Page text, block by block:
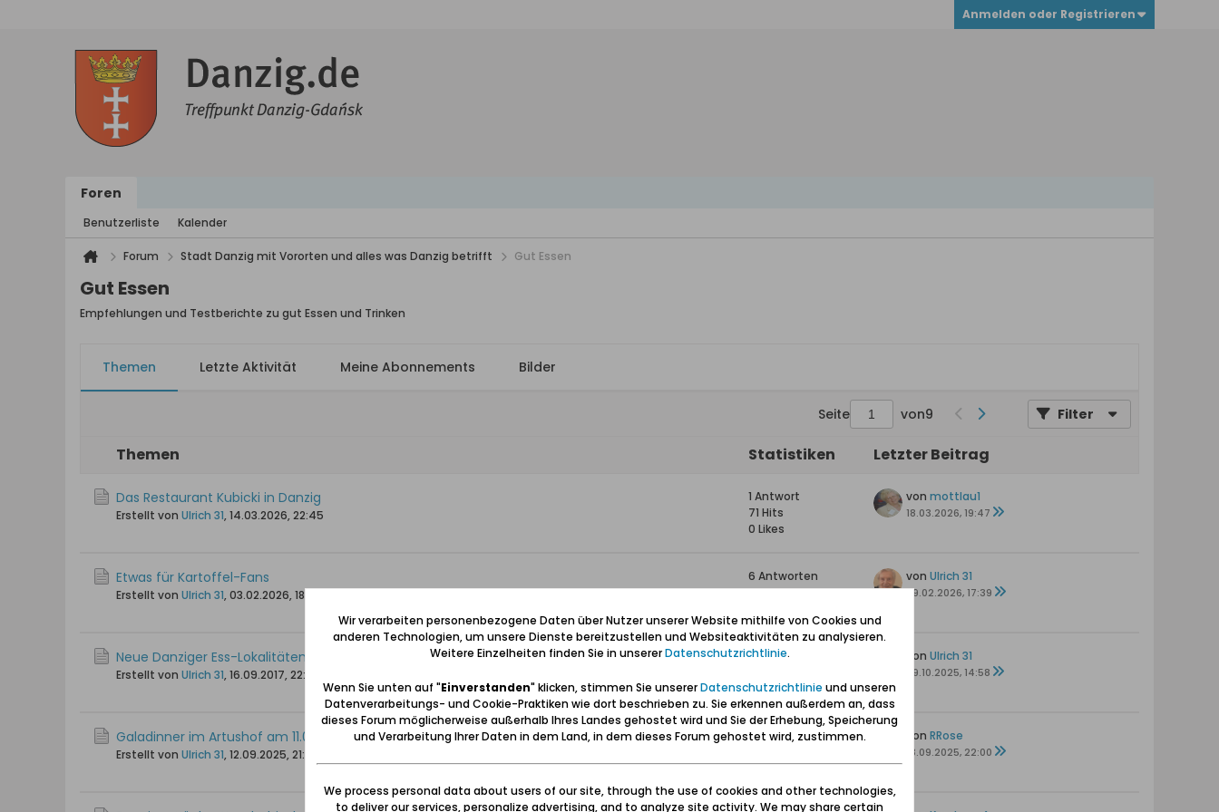
Anmelden oder Registrieren
Foren
Benutzerliste Kalender
Forum Stadt Danzig mit Vororten und alles was Danzig betrifft Gut Essen
Gut Essen
Empfehlungen und Testberichte zu gut Essen und Trinken
Themen Letzte Aktivität Meine Abonnements Bilder
Seite von9 Filter
Themen Statistiken Letzter Beitrag
Das Restaurant Kubicki in Danzig
Erstellt von Ulrich 31, 14.03.2026, 22:45
1 Antwort
71 Hits
0 Likes
von mottlau1
18.03.2026, 19:47
Etwas für Kartoffel-Fans
Erstellt von Ulrich 31, 03.02.2026, 18:18
6 Antworten
259 Hits
von Ulrich 31
09.02.2026, 17:39
Neue Danziger Ess-Lokalitäten
Erstellt von Ulrich 31, 16.09.2017, 22:41
38 Antworten
0 Likes
von Ulrich 31
29.10.2025, 14:58
Galadinner im Artushof am 11.09.2025
Erstellt von Ulrich 31, 12.09.2025, 21:17
9 Antworten
0 Likes
von RRose
18.09.2025, 22:00
Wir verarbeiten personenbezogene Daten über Nutzer unserer Website mithilfe von Cookies und
anderen Technologien, um unsere Dienste bereitzustellen und Websiteaktivitäten zu analysieren.
Weitere Einzelheiten finden Sie in unsererDatenschutzrichtlinie.
Wenn Sie unten auf "Einverstanden" klicken, stimmen Sie unsererDatenschutzrichtlinie und unseren
Datenverarbeitungs- und Cookie-Praktiken wie dort beschrieben zu. Sie erkennen außerdem an, dass
dieses Forum möglicherweise außerhalb Ihres Landes gehostet wird und Sie der Erhebung, Speicherung
und Verarbeitung Ihrer Daten in dem Land, in dem dieses Forum gehostet wird, zustimmen.
We process personal data about users of our site, through the use of cookies and other technologies,
to deliver our services, personalize advertising, and to analyze site activity. We may share certain